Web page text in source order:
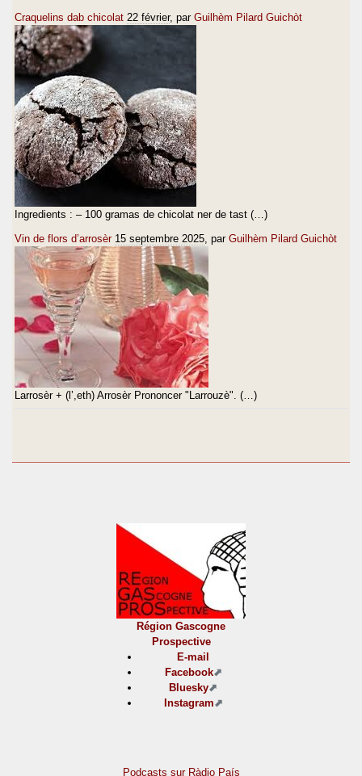
Craquelins dab chicolat 22 février, par Guilhèm Pilard Guichòt
Ingredients : – 100 gramas de chicolat ner de tast (…)
Vin de flors d’arrosèr 15 septembre 2025 , par Guilhèm Pilard Guichòt
Larrosèr + (l’,eth) Arrosèr Prononcer "Larrouzè". (…)
Région Gascogne
Prospective
E-mail
Facebook
Bluesky
Instagram
Podcasts sur Ràdio País